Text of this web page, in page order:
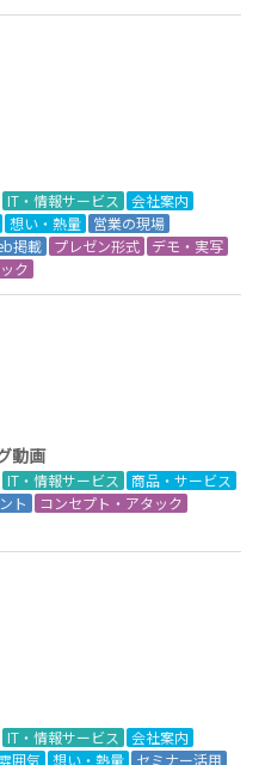
IT・情報サービス
会社案内
想い・熱量
営業の現場
掲載 プレゼン形式
デモ・実写
ク
動画
IT・情報サービス
商品・サービス
ト
コンセプト・アタック
IT・情報サービス
会社案内
囲気 想い・熱量 セミナー活用